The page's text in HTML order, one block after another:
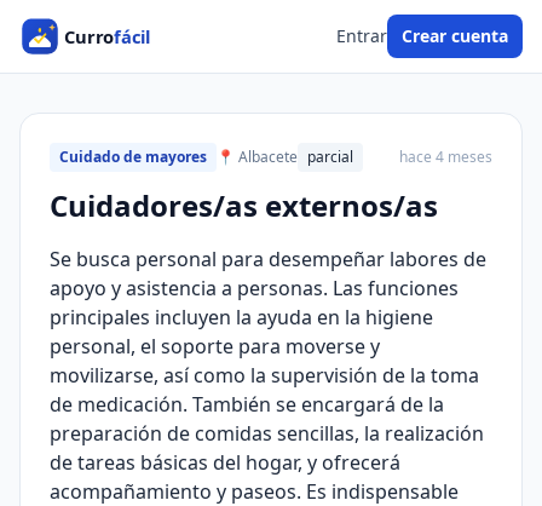
Entrar Crear cuenta
Cuidado de mayores 📍 Albacete parcial hace 4 meses
Cuidadores/as externos/as
Se busca personal para desempeñar labores de
apoyo y asistencia a personas. Las funciones
principales incluyen la ayuda en la higiene
personal, el soporte para moverse y
movilizarse, así como la supervisión de la toma
de medicación. También se encargará de la
preparación de comidas sencillas, la realización
de tareas básicas del hogar, y ofrecerá
acompañamiento y paseos. Es indispensable